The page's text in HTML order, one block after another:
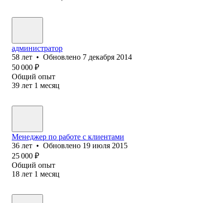
администратор
58 лет • Обновлено 7 декабря 2014
50 000 ₽
Общий опыт
39 лет 1 месяц
Менеджер по работе с клиентами
36 лет • Обновлено 19 июля 2015
25 000 ₽
Общий опыт
18 лет 1 месяц